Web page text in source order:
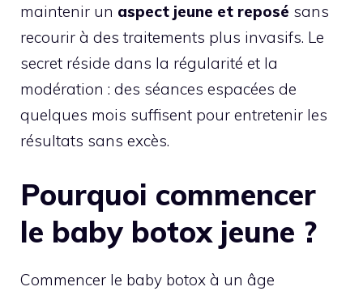
maintenir un aspect jeune et reposé sans
recourir à des traitements plus invasifs. Le
secret réside dans la régularité et la
modération : des séances espacées de
quelques mois suffisent pour entretenir les
résultats sans excès.
Pourquoi commencer
le baby botox jeune ?
Commencer le baby botox à un âge